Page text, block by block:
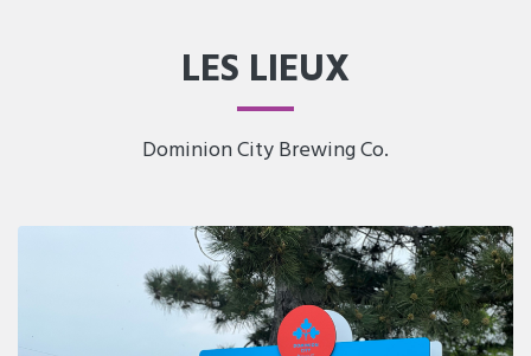
LES LIEUX
Dominion City Brewing Co.